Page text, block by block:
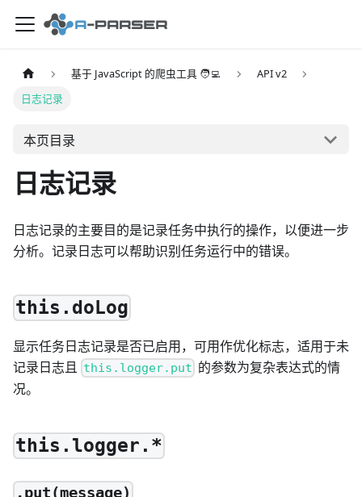
基于 JavaScript 的爬虫工具 🧑‍💻
API v2
日志记录
本页目录
日志记录
日志记录的主要目的是记录任务中执行的操作，以便进一步
分析。记录日志可以帮助识别任务运行中的错误。
this.doLog
显示任务日志记录是否已启用，可用作优化标志，适用于未
记录日志且 this.logger.put 的参数为复杂表达式的情
况。
this.logger.*
.put(message)